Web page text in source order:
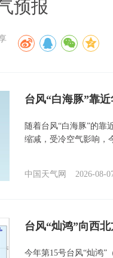
预报
台风“白海豚”靠
随着台风“白海豚”的靠
缩减，受冷空气影响，
中国天气网 2026-08-
台风“灿鸿”向西
今年第15号台风“灿鸿”